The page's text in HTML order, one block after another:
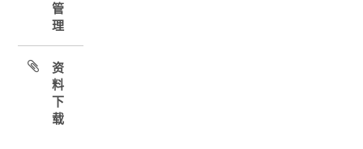
管
理
资
料
下
载